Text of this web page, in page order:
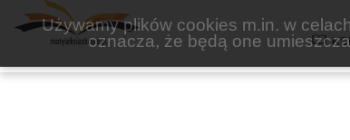
ASTRAIA
Używamy plików cookies m.in. w
oznacza, że będą one